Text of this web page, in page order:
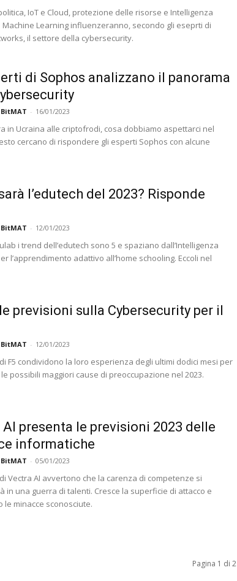
IoT e Cloud, protezione delle risorse e Intelligenza
Machine Learning influenzeranno, secondo gli eseprti di
il settore della cybersecurity.
di Sophos analizzano il panorama
- 16/01/2023
in Ucraina alle criptofrodi, cosa dobbiamo aspettarci nel
cercano di rispondere gli esperti Sophos con alcune
l’edutech del 2023? Risponde
- 12/01/2023
i trend dell’edutech sono 5 e spaziano dall’Intelligenza
l’apprendimento adattivo all’home schooling. Eccoli nel
previsioni sulla Cybersecurity per il
- 12/01/2023
F5 condividono la loro esperienza degli ultimi dodici mesi per
possibili maggiori cause di preoccupazione nel 2023.
presenta le previsioni 2023 delle
informatiche
- 05/01/2023
Vectra AI avvertono che la carenza di competenze si
in una guerra di talenti. Cresce la superficie di attacco e
le minacce sconosciute.
Pagina 1 di 2